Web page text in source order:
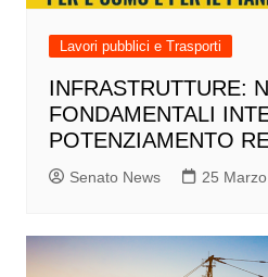
Lavori pubblici e Trasporti
INFRASTRUTTURE:
FONDAMENTALI
POTENZIAMENTO
Senato News 25